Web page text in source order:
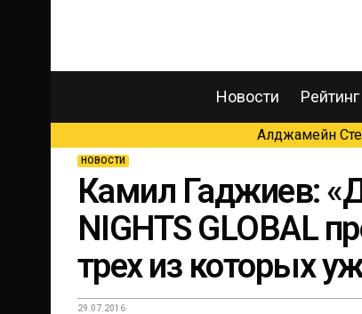
Новости
Алджамейн
НОВОСТИ
Камил Гаджиев:
NIGHTS GLOBAL
трех из которых
29.07.2016